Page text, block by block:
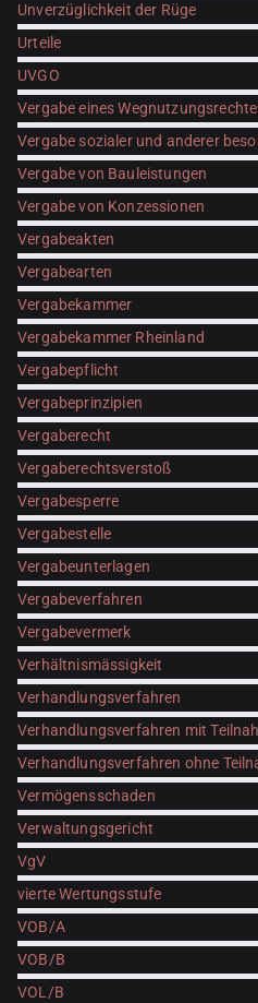
Unverzüglichkeit der Rüge
Urteile
UVGO
Vergabe eines
Vergabe sozialer und anderer
Vergabe von Bauleistungen
Vergabe von Konzessionen
Vergabeakten
Vergabearten
Vergabekammer
Vergabekammer Rheinland
Vergabepflicht
Vergabeprinzipien
Vergaberecht
Vergaberechtsverstoß
Vergabesperre
Vergabestelle
Vergabeunterlagen
Vergabeverfahren
Vergabevermerk
Verhältnismässigkeit
Verhandlungsverfahren
Verhandlungsverfahren mit
Verhandlungsverfahren ohne
Vermögensschaden
Verwaltungsgericht
VgV
vierte Wertungsstufe
VOB/A
VOB/B
VOL/B